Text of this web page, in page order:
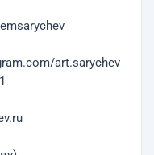
art.sarychev